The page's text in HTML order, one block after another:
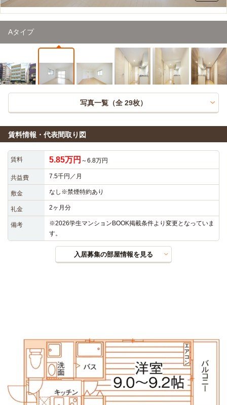
Aタイプ
写真一覧（全 29枚）
賃料情報・代表間取り図
賃料 5.85万円 ～6.8万円
共益費 7.5千円／月
敷金 なし※禁煙特約あり
礼金 2ヶ月分
備考
※2026学生マンションBOOK掲載条件より変更となっていま
す。
入居募集の部屋情報を見る